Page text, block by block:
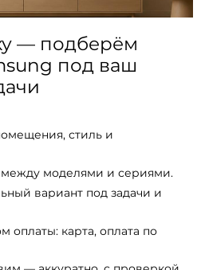
— подберём
под ваш
стиль и
моделями и сериями.
вариант под задачи и
карта, оплата по